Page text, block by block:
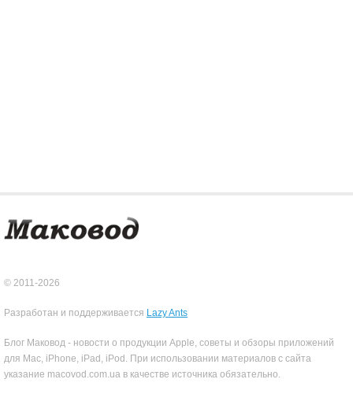
© 2011-2026
Разработан и поддерживается Lazy Ants
Блог Маковод - новости о продукции Apple, советы и обзоры приложений
для Mac, iPhone, iPad, iPod. При использовании материалов с сайта
указание macovod.com.ua в качестве источника обязательно.